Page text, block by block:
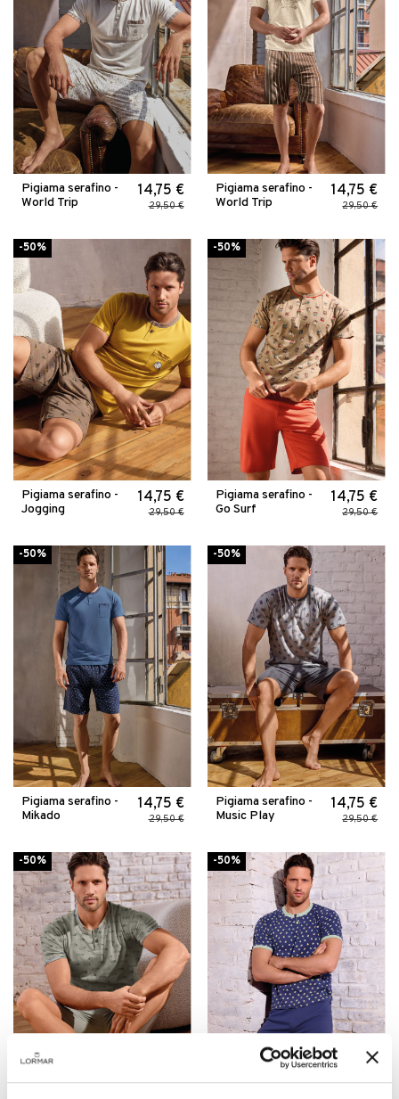
Pigiama serafino -
World Trip
14,75 €
29,50 €
Pigiama serafino -
World Trip
14,75 €
29,50 €
-50%
Pigiama serafino -
Jogging
14,75 €
29,50 €
-50%
Pigiama serafino -
Go Surf
14,75 €
29,50 €
-50%
Pigiama serafino -
Mikado
14,75 €
29,50 €
-50%
Pigiama serafino -
Music Play
14,75 €
29,50 €
-50% -50%